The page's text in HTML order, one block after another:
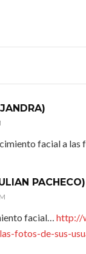
facial a las
PACHECO)
facial… http://
fotos-de-sus-